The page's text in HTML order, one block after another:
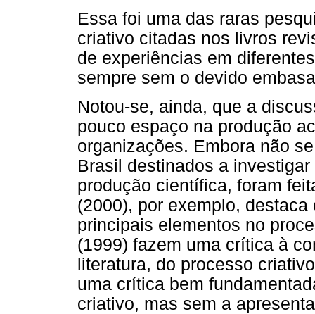
Essa foi uma das raras
criativo citadas nos livros
de experiências em
sempre sem o devido
Notou-se, ainda, que a
pouco espaço na produção
organizações. Embora não
Brasil destinados a
produção científica, foram
(2000), por exemplo,
principais elementos no
(1999) fazem uma crítica à
literatura, do processo
uma crítica bem
criativo, mas sem a